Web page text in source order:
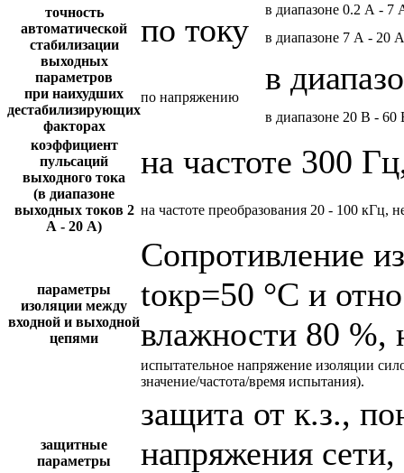
точность
автоматической
стабилизации
выходных
параметров
при наихудших
дестабилизирующих
факторах
по току
в диапазоне 0.2 А - 7
в диапазоне 7 А - 20 А
по напряжению
в
в диапазоне 20 В - 60
коэффициент
пульсаций
выходного тока
(в диапазоне
выходных токов 2
А - 20 А)
на частоте 300
на частоте преобразования 20 - 100 кГц,
параметры
изоляции между
входной и выходной
цепями
Сопротивление
tокр=50 °С и
влажности 80 %,
испытательное напряжение изоляции
значение/частота/время испытания).
защитные
параметры
защита от к.з.,
напряжения